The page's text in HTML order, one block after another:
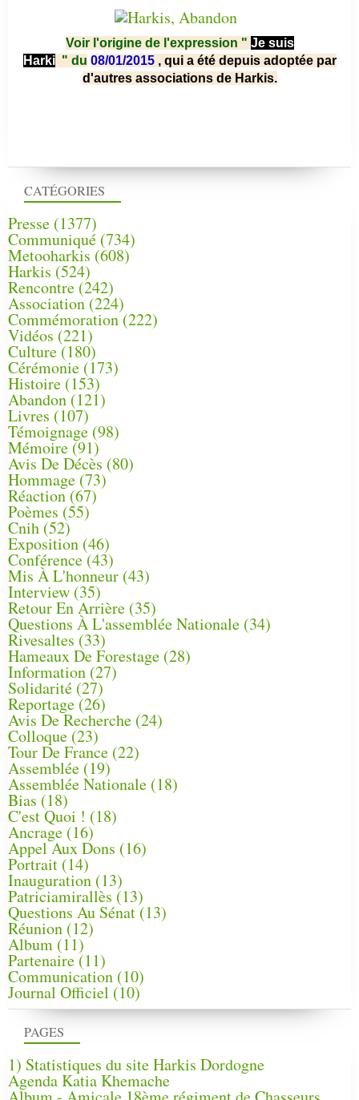
PAGES
1) Statistiques du site Harkis Dordogne
Agenda Katia Khemache
CATÉGORIES
Presse (1377)
Communiqué (734)
Metooharkis (608)
Harkis (524)
Rencontre (242)
Association (224)
Commémoration(222)
Vidéos (221)
Culture(180)
Cérémonie (173)
Histoire (153)
Abandon(121)
Livres (107)
Témoignage (98)
Mémoire (91)
Avis De Décès (80)
Hommage (73)
Réaction(67)
Poèmes (55)
Cnih (52)
Exposition (46)
Conférence(43)
Mis À L'honneur (43)
Interview (35)
Retour En Arrière (35)
Questions À L'assemblée Nationale (34)
Rivesaltes (33)
Hameaux De Forestage (28)
Information (27)
Solidarité (27)
Reportage(26)
Avis De Recherche (24)
Colloque (23)
Tour De France (22)
Assemblée (19)
Assemblée Nationale (18)
Bias (18)
C'est Quoi ! (18)
Ancrage (16)
Appel Aux Dons (16)
Portrait (14)
Inauguration (13)
Patriciamirallès (13)
Questions Au Sénat(13)
Réunion (12)
Album (11)
Partenaire(11)
Communication (10)
Journal Officiel (10)
Voir l'origine de l'expression " Je suis
Harki " du 08/01/2015 , qui a été depuis adoptée par
d'autres associations de Harkis.